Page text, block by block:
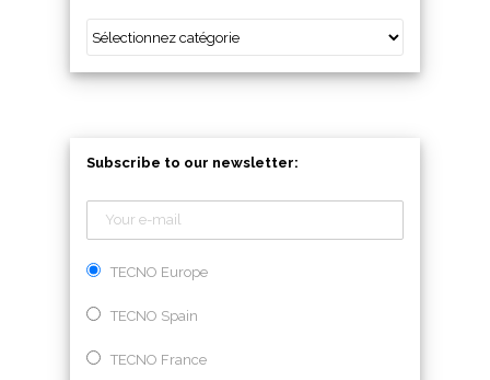
Subscribe to our newsletter:
TECNO Europe
TECNO Spain
TECNO France